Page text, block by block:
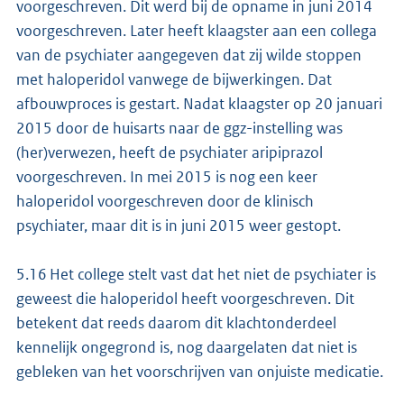
voorgeschreven. Dit werd bij de opname in juni 2014
voorgeschreven. Later heeft klaagster aan een collega
van de psychiater aangegeven dat zij wilde stoppen
met haloperidol vanwege de bijwerkingen. Dat
afbouwproces is gestart. Nadat klaagster op 20 januari
2015 door de huisarts naar de ggz-instelling was
(her)verwezen, heeft de psychiater aripiprazol
voorgeschreven. In mei 2015 is nog een keer
haloperidol voorgeschreven door de klinisch
psychiater, maar dit is in juni 2015 weer gestopt.
5.16 Het college stelt vast dat het niet de psychiater is
geweest die haloperidol heeft voorgeschreven. Dit
betekent dat reeds daarom dit klachtonderdeel
kennelijk ongegrond is, nog daargelaten dat niet is
gebleken van het voorschrijven van onjuiste medicatie.